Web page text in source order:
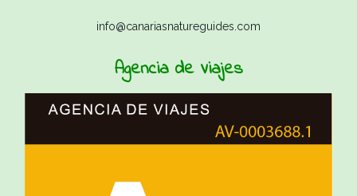
info@canariasnatureguides.com
Agencia de Viajes